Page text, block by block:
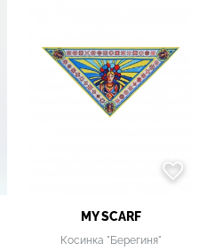
MY SCARF
Косинка "Берегиня"